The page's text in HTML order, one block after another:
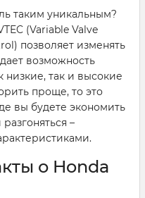
таким уникальным?
(Variable Valve
позволяет изменять
возможность
низкие, так и высокие
проще, то это
вы будете экономить
–
о Honda